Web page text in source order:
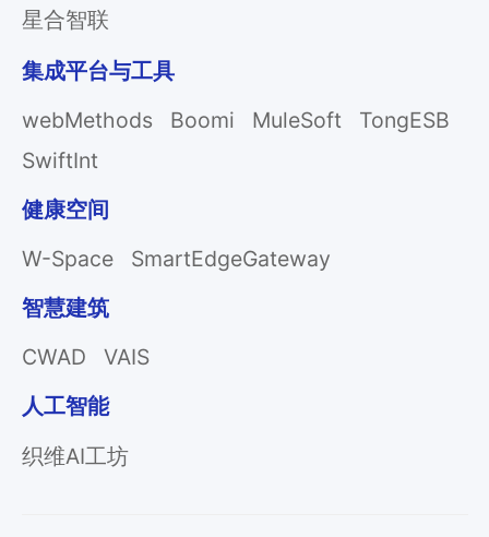
星合智联
集成平台与工具
webMethods
Boomi MuleSoft
TongESB
SwiftInt
健康空间
W-Space
SmartEdgeGateway
智慧建筑
CWAD
VAIS
人工智能
织维AI工坊